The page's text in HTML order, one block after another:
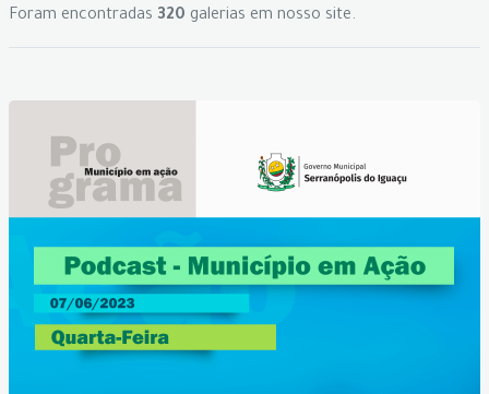
Foram encontradas 320 galerias em nosso site.